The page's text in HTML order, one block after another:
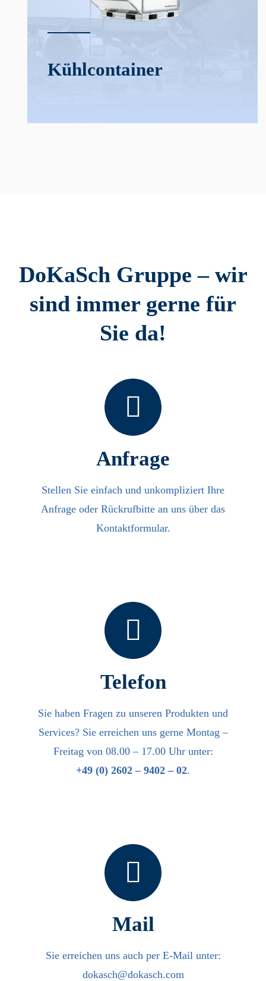
Kühl­­container
DoKaSch Gruppe – wir
sind immer gerne für
Sie da!
Anfrage
Stellen Sie einfach und unkompliziert Ihre
Anfrage oder Rückrufbitte an uns über das
Kontaktformular.
Telefon
Sie haben Fragen zu unseren Produkten und
Services? Sie erreichen uns gerne Montag –
Freitag von 08.00 – 17.00 Uhr unter:
+49 (0) 2602 – 9402 – 02.
Mail
Sie erreichen uns auch per E-Mail unter:
dokasch@dokasch.com